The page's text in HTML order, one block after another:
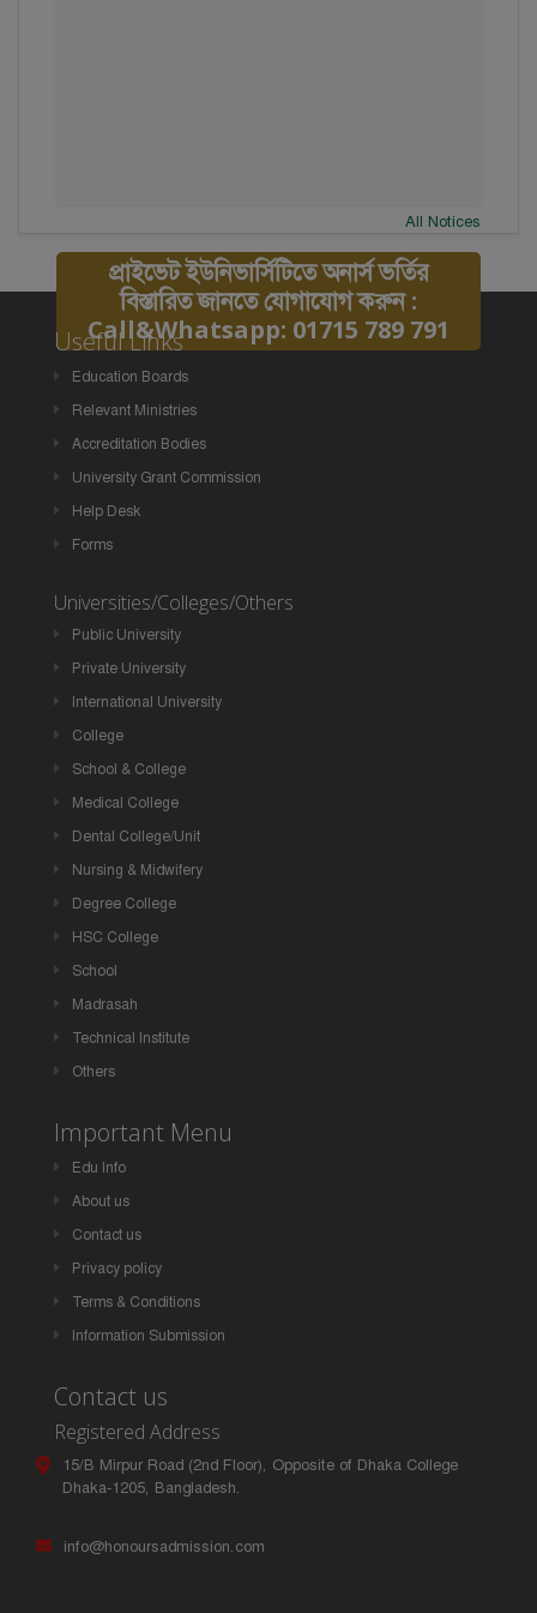
All Notices
প্রাইভেট ইউনিভার্সিটিতে অনার্স ভর্তির
বিস্তারিত জানতে যোগাযোগ করুন :
Call&Whatsapp: 01715 789 791
Useful Links
Education Boards
Relevant Ministries
Accreditation Bodies
University Grant Commission
Help Desk
Forms
Universities/Colleges/Others
Public University
Private University
International University
College
School & College
Medical College
Dental College/Unit
Nursing & Midwifery
Degree College
HSC College
School
Madrasah
Technical Institute
Others
Important Menu
Edu Info
About us
Contact us
Privacy policy
Terms & Conditions
Information Submission
Contact us
Registered Address
15/B Mirpur Road (2nd Floor), Opposite of Dhaka College
Dhaka-1205, Bangladesh.
info@honoursadmission.com